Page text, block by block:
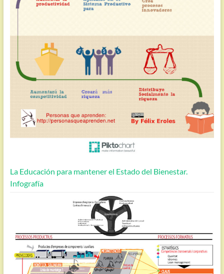
La Educación para mantener el Estado del Bienestar.
Infografía